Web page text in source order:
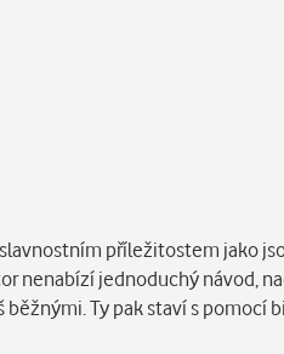
příležitostem jako
nenabízí jednoduchý návod,
Ty pak staví s pomocí